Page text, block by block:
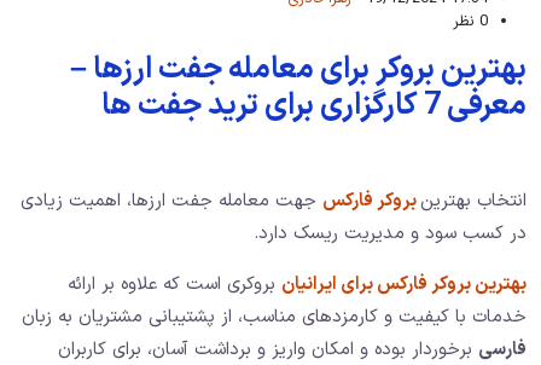
0 نظر
بهترین بروکر برای معامله جفت ارزها –
معرفی 7 کارگزاری برای ترید جفت ها
انتخاب بهترینبروکر فارکس جهت معامله جفت ارزها، اهمیت زیادی
در کسب سود و مدیریت ریسک دارد.
بهترین بروکر فارکس برای ایرانیان بروکری است که علاوه بر ارائه
خدمات با کیفیت و کارمزدهای مناسب، از پشتیبانی مشتریان به زبان
فارسی برخوردار بوده و امکان واریز و برداشت آسان، برای کاربران